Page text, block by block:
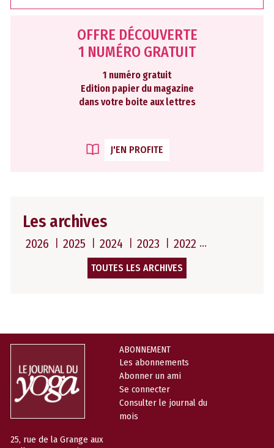
OFFRE DÉCOUVERTE
1 NUMÉRO GRATUIT
1 numéro gratuit
Edition papier du magazine
dans votre boite aux lettres
J'EN PROFITE
Les archives
2026 2025 2024 2023 2022
TOUTES LES ARCHIVES
25, rue de la Grange aux
ABONNEMENT
Les abonnements
Abonner un ami
Se connecter
Consulter le journal du
mois